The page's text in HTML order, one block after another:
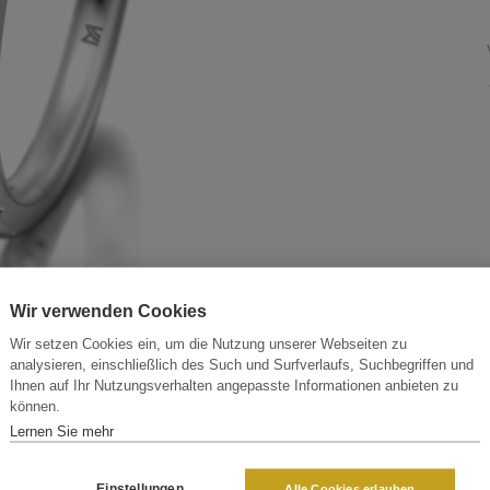
Wir verwenden Cookies
Wir setzen Cookies ein, um die Nutzung unserer Webseiten zu
analysieren, einschließlich des Such und Surfverlaufs, Suchbegriffen und
Ihnen auf Ihr Nutzungsverhalten angepasste Informationen anbieten zu
können.
Lernen Sie mehr